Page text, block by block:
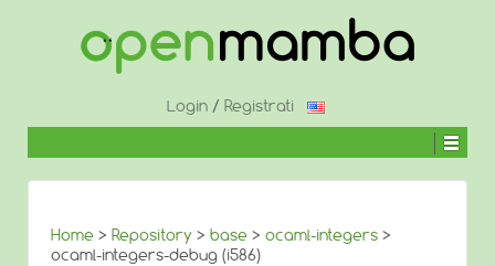
CONTENUTO
Login / Registrati
Home > Repository > base > ocaml-integers >
ocaml-integers-debug (i586)